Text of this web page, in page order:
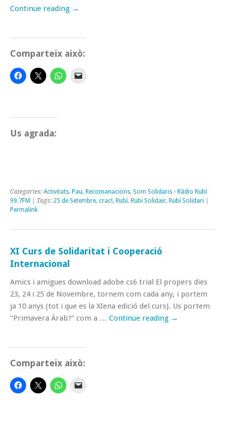
Continue reading →
Comparteix això:
Us agrada:
Categories: Activitats, Pau, Recomanacions, Som Solidaris - Ràdio Rubí
99.7FM
| Tags: 25 de Setembre, crac!, Rubí, Rubi Solidair, Rubí Solidari
Permalink
XI Curs de Solidaritat i Cooperació
Internacional
Amics i amigues download adobe cs6 trial El propers dies
23, 24 i 25 de Novembre, tornem com cada any, i portem
ja 10 anys (tot i que es la XIena edició del curs). Us portem
“Primavera Àrab?” com a … Continue reading →
Comparteix això: